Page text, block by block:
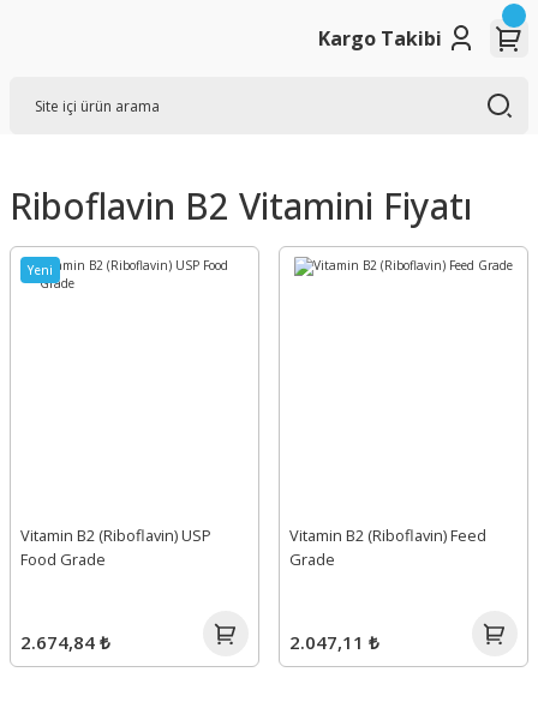
Kargo Takibi
Riboflavin B2 Vitamini Fiyatı
Yeni
Vitamin B2 (Riboflavin) USP
Food Grade
2.674,84 ₺
Vitamin B2 (Riboflavin) Feed
Grade
2.047,11 ₺